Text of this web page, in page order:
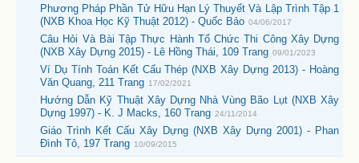
Phương Pháp Phần Tử Hữu Hạn Lý Thuyết Và Lập Trình Tập 1
(NXB Khoa Học Kỹ Thuật 2012) - Quốc Bảo 04/06/2017
Câu Hỏi Và Bài Tập Thực Hành Tổ Chức Thi Công Xây Dựng
(NXB Xây Dựng 2015) - Lê Hồng Thái, 109 Trang 09/01/2023
Ví Dụ Tính Toán Kết Cấu Thép (NXB Xây Dựng 2013) - Hoàng
Văn Quang, 211 Trang 17/02/2021
Hướng Dẫn Kỹ Thuật Xây Dựng Nhà Vùng Bão Lụt (NXB Xây
Dựng 1997) - K. J Macks, 160 Trang 24/11/2014
Giáo Trình Kết Cấu Xây Dựng (NXB Xây Dựng 2001) - Phan
Đình Tô, 197 Trang 10/09/2015